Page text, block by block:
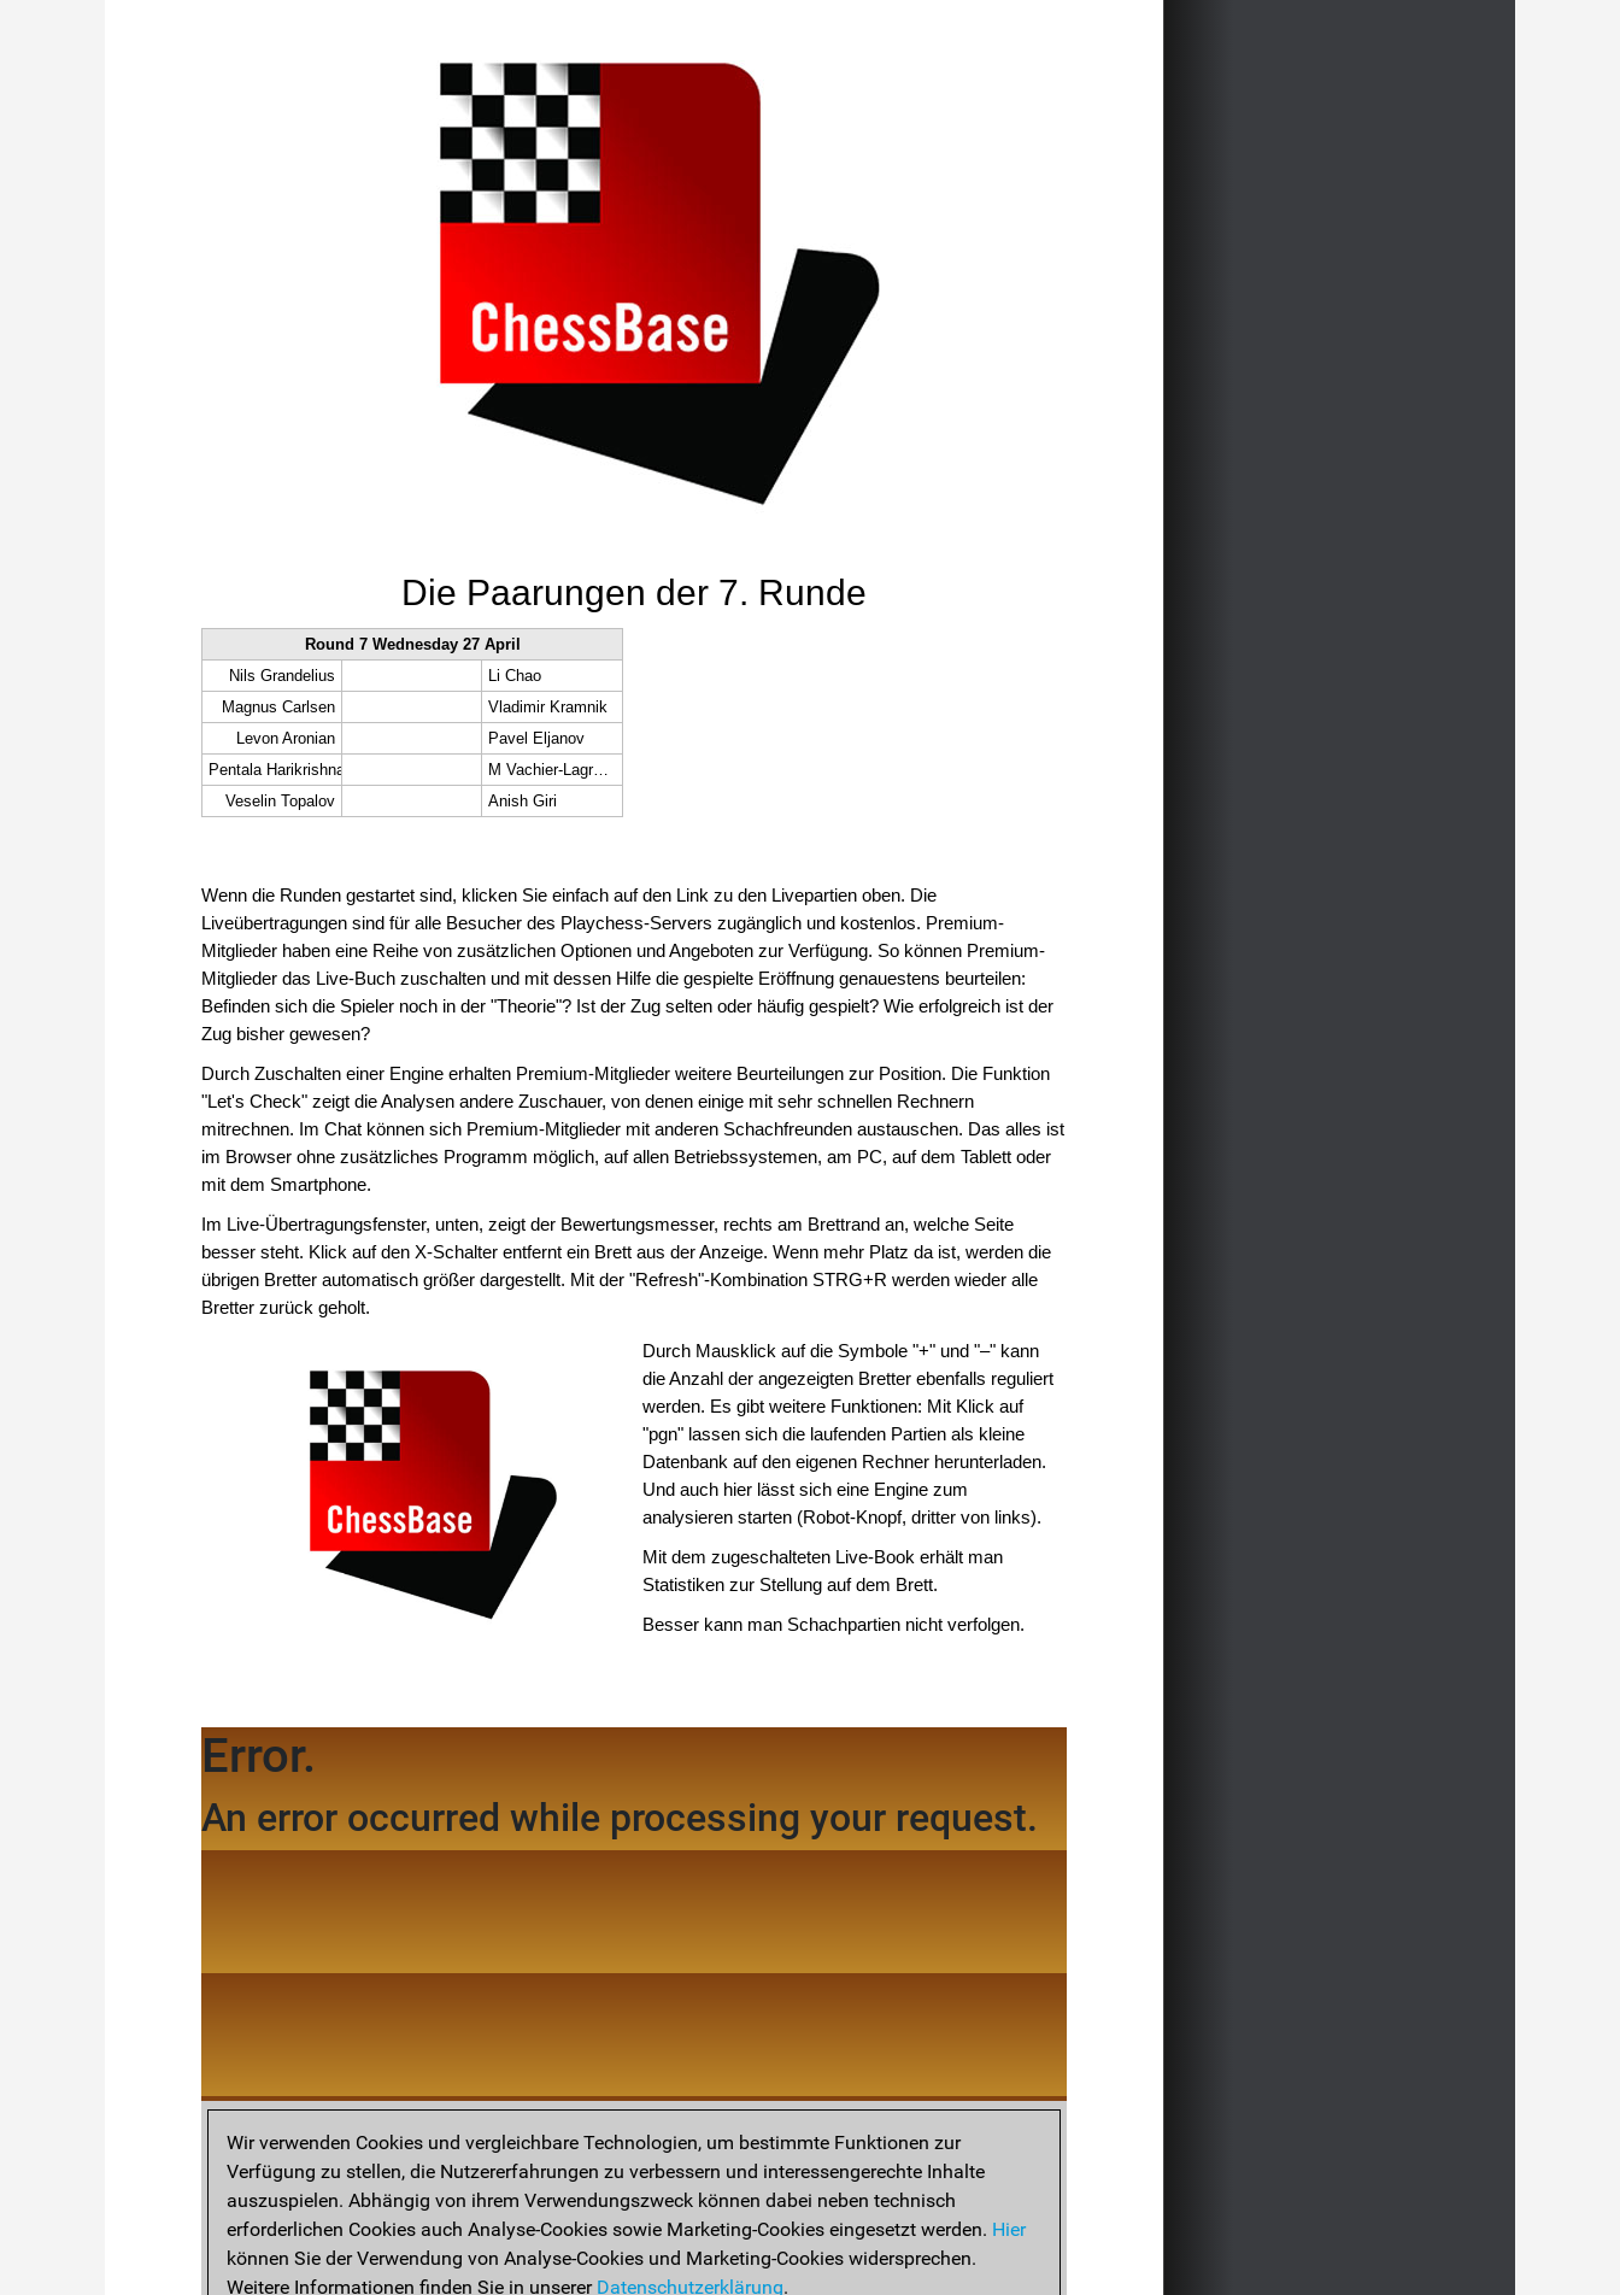
Die Paarungen der 7. Runde
Round 7 Wednesday 27 April
Nils Grandelius
Li Chao
Magnus Carlsen
Vladimir Kramnik
Levon Aronian
Pavel Eljanov
Pentala Harikrishna
M Vachier-Lagrave
Veselin Topalov
Anish Giri
Wenn die Runden gestartet sind, klicken Sie einfach auf den Link zu den Livepartien oben. Die
Liveübertragungen sind für alle Besucher des Playchess-Servers zugänglich und kostenlos. Premium-
Mitglieder haben eine Reihe von zusätzlichen Optionen und Angeboten zur Verfügung. So können Premium-
Mitglieder das Live-Buch zuschalten und mit dessen Hilfe die gespielte Eröffnung genauestens beurteilen:
Befinden sich die Spieler noch in der "Theorie"? Ist der Zug selten oder häufig gespielt? Wie erfolgreich ist der
Zug bisher gewesen?
Durch Zuschalten einer Engine erhalten Premium-Mitglieder weitere Beurteilungen zur Position. Die Funktion
"Let's Check" zeigt die Analysen andere Zuschauer, von denen einige mit sehr schnellen Rechnern
mitrechnen. Im Chat können sich Premium-Mitglieder mit anderen Schachfreunden austauschen. Das alles ist
im Browser ohne zusätzliches Programm möglich, auf allen Betriebssystemen, am PC, auf dem Tablett oder
mit dem Smartphone.
Im Live-Übertragungsfenster, unten, zeigt der Bewertungsmesser, rechts am Brettrand an, welche Seite
besser steht. Klick auf den X-Schalter entfernt ein Brett aus der Anzeige. Wenn mehr Platz da ist, werden die
übrigen Bretter automatisch größer dargestellt. Mit der "Refresh"-Kombination STRG+R werden wieder alle
Bretter zurück geholt.
Durch Mausklick auf die Symbole "+" und "–" kann
die Anzahl der angezeigten Bretter ebenfalls reguliert
werden. Es gibt weitere Funktionen: Mit Klick auf
"pgn" lassen sich die laufenden Partien als kleine
Datenbank auf den eigenen Rechner herunterladen.
Und auch hier lässt sich eine Engine zum
analysieren starten (Robot-Knopf, dritter von links).
Mit dem zugeschalteten Live-Book erhält man
Statistiken zur Stellung auf dem Brett.
Besser kann man Schachpartien nicht verfolgen.